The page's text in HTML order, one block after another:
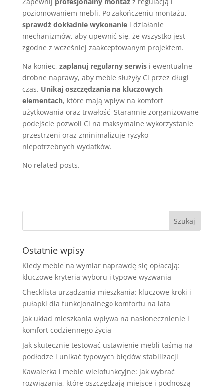
poziomowaniem mebli. Po zakończeniu montażu,
sprawdź dokładnie wykonaniei działanie
mechanizmów, aby upewnić się, że wszystko jest
zgodne z wcześniej zaakceptowanym projektem.
Na koniec, zaplanuj regularny serwisi ewentualne
drobne naprawy, aby meble służyły Ci przez długi
czas. Unikaj oszczędzania na kluczowych
elementach, które mają wpływ na komfort
użytkowania oraz trwałość. Starannie zorganizowane
podejście pozwoli Ci na maksymalne wykorzystanie
przestrzeni oraz zminimalizuje ryzyko
niepotrzebnych wydatków.
No related posts.
Ostatnie wpisy
Kiedy meble na wymiar naprawdę się opłacają:
kluczowe kryteria wyboru i typowe wyzwania
Checklista urządzania mieszkania: kluczowe kroki i
pułapki dla funkcjonalnego komfortu na lata
Jak układ mieszkania wpływa na nasłonecznienie i
komfort codziennego życia
Jak skutecznie testować ustawienie mebli taśmą na
podłodze i unikać typowych błędów stabilizacji
Kawalerka i meble wielofunkcyjne: jak wybrać
rozwiązania, które oszczędzają miejsce i podnoszą